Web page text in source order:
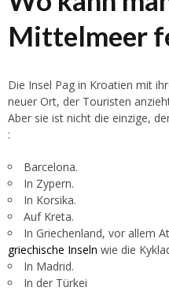
Mittelmeer
Die Insel Pag in Kroatien mit
neuer Ort, der Touristen
Aber sie ist nicht die einzige,
:
Barcelona.
In Zypern.
In Korsika.
Auf Kreta.
In Griechenland, vor allem
griechische Inseln wie die
In Madrid.
In der Türkei